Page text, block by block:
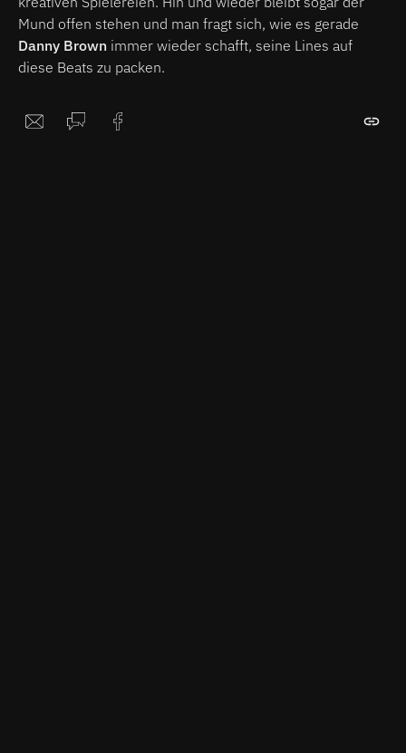
Mund offen stehen und man fragt sich, wie es gerade
Danny Brown immer wieder schafft, seine Lines auf
diese Beats zu packen.